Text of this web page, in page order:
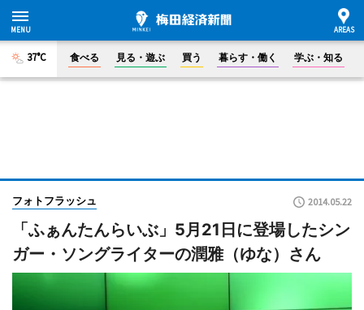
37°C 食べる 見る・遊ぶ 買う 暮らす・働く 学ぶ・知る
フォトフラッシュ 2014.05.22
「ふぁんたんらいぶ」5月21日に登場したシン
ガー・ソングライターの潤雅（ゆな）さん